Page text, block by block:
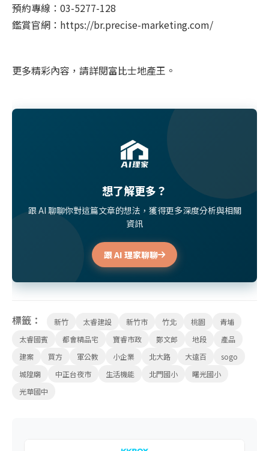
預約專線：03-5277-128
鑑賞官網：https://br.precise-marketing.com/
更多精彩內容，請詳閱富比士地產王。
想了解更多？
跟 AI 聊聊你對這篇文章的想法，獲得更多深度分析與相關
資訊
跟 AI 理家聊聊
標籤： 新竹 太睿建設 新竹市 竹北 桃園
青埔
太睿國賓
都會精品宅 寶睿市政 鄭文郎 地段
產品
建案
買方 軍公教 小企業 北大路 大遠百
sogo
城隍廟
中正台夜市 生活機能 北門國小
曙光國小
光華國中